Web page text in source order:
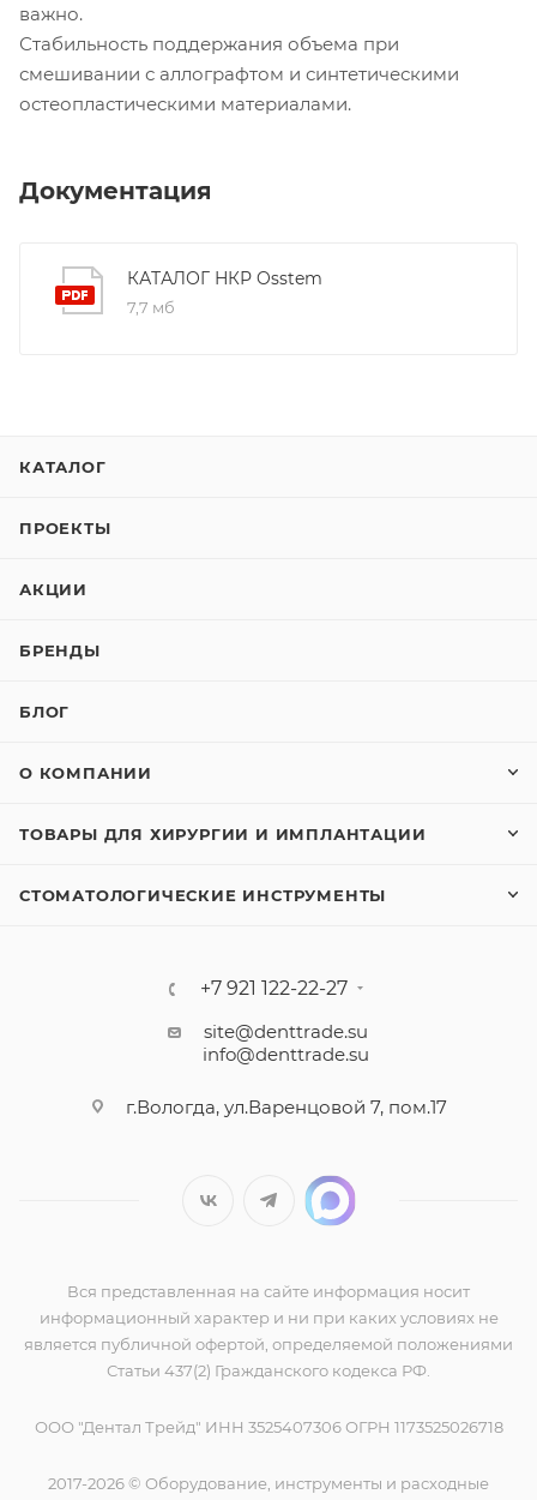
важно.
Стабильность поддержания объема при
смешивании с аллографтом и синтетическими
остеопластическими материалами.
Документация
КАТАЛОГ НКР Osstem
7,7 мб
КАТАЛОГ
ПРОЕКТЫ
АКЦИИ
БРЕНДЫ
БЛОГ
О КОМПАНИИ
ТОВАРЫ ДЛЯ ХИРУРГИИ И ИМПЛАНТАЦИИ
СТОМАТОЛОГИЧЕСКИЕ ИНСТРУМЕНТЫ
+7 921 122-22-27
site@denttrade.su
info@denttrade.su
г.Вологда, ул.Варенцовой 7, пом.17
Вся представленная на сайте информация носит
информационный характер и ни при каких условиях не
является публичной офертой, определяемой положениями
Статьи 437(2) Гражданского кодекса РФ.
ООО "Дентал Трейд" ИНН 3525407306 ОГРН 1173525026718
2017-2026 © Оборудование, инструменты и расходные